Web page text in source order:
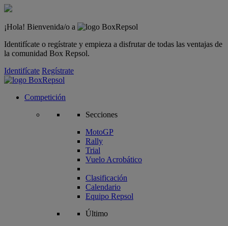
¡Hola! Bienvenida/o a
Identifícate o regístrate y empieza a disfrutar de todas las ventajas de
la comunidad Box Repsol.
Identifícate Regístrate
Competición
Secciones
MotoGP
Rally
Trial
Vuelo Acrobático
Clasificación
Calendario
Equipo Repsol
Último